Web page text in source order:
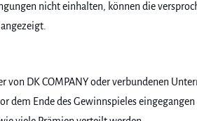
nicht einhalten, können die
DK COMPANY oder verbundenen
dem Ende des Gewinnspieles